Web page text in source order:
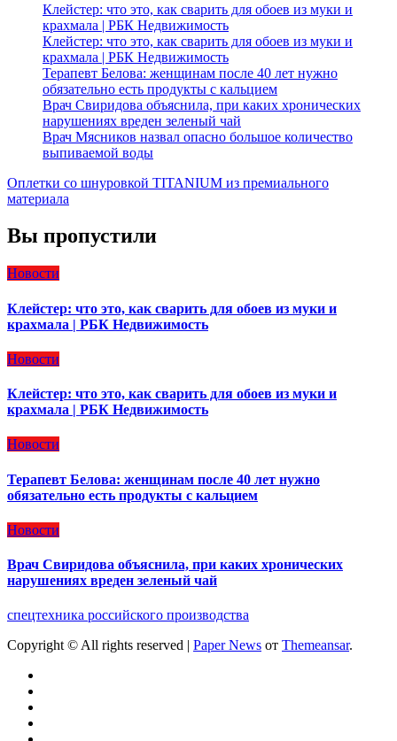
Клейстер: что это, как сварить для обоев из муки и
крахмала | РБК Недвижимость
Клейстер: что это, как сварить для обоев из муки и
крахмала | РБК Недвижимость
Терапевт Белова: женщинам после 40 лет нужно
обязательно есть продукты с кальцием
Врач Свиридова объяснила, при каких хронических
нарушениях вреден зеленый чай
Врач Мясников назвал опасно большое количество
выпиваемой воды
Оплетки со шнуровкой TITANIUM из премиального
материала
Вы пропустили
Новости
Клейстер: что это, как сварить для обоев из муки и
крахмала | РБК Недвижимость
Новости
Клейстер: что это, как сварить для обоев из муки и
крахмала | РБК Недвижимость
Новости
Терапевт Белова: женщинам после 40 лет нужно
обязательно есть продукты с кальцием
Новости
Врач Свиридова объяснила, при каких хронических
нарушениях вреден зеленый чай
спецтехника российского производства
Copyright © All rights reserved | Paper News от Themeansar.